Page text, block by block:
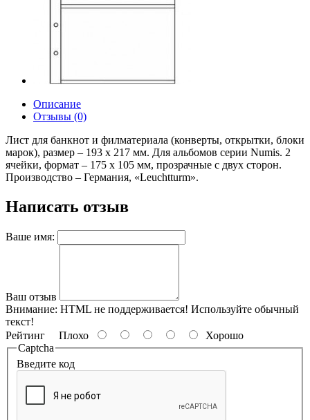
Описание
Отзывы (0)
Лист для банкнот и филматериала (конверты, открытки, блоки
марок), размер – 193 х 217 мм. Для альбомов серии Numis. 2
ячейки, формат – 175 х 105 мм, прозрачные с двух сторон.
Производство – Германия, «Leuchtturm».
Написать отзыв
Ваше имя:
Ваш отзыв
Внимание: HTML не поддерживается! Используйте обычный
текст!
Рейтинг Плохо
Хорошо
Captcha
Введите код